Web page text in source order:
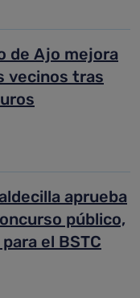
de Ajo mejora
vecinos tras
aprueba
público,
el BSTC